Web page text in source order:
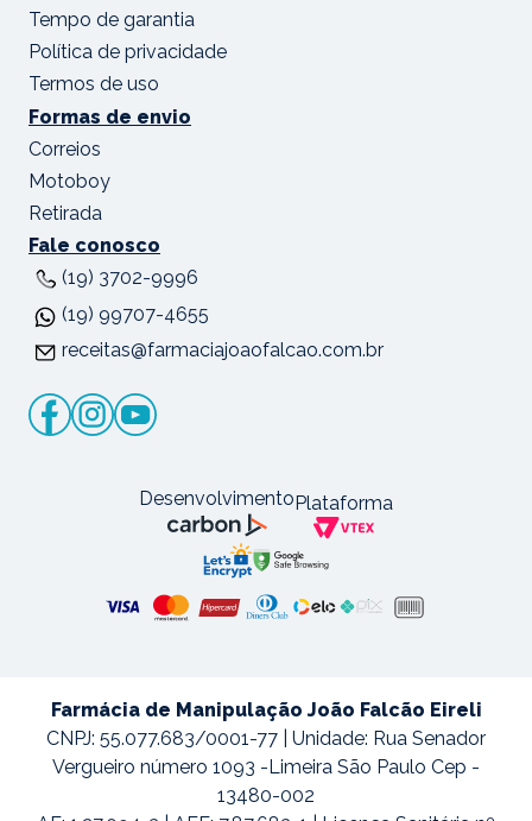
Tempo de garantia
Política de privacidade
Termos de uso
Formas de envio
Correios
Motoboy
Retirada
Fale conosco
(19) 3702-9996
(19) 99707-4655
receitas@farmaciajoaofalcao.com.br
DesenvolvimentoPlataforma
Farmácia de Manipulação João Falcão Eireli
CNPJ: 55.077.683/0001-77 | Unidade: Rua Senador
Vergueiro número 1093 -Limeira São Paulo Cep -
13480-002